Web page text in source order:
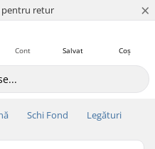
pentru retur
5 ×
Coș
Salvat
Cont
Schi Fond
Legături